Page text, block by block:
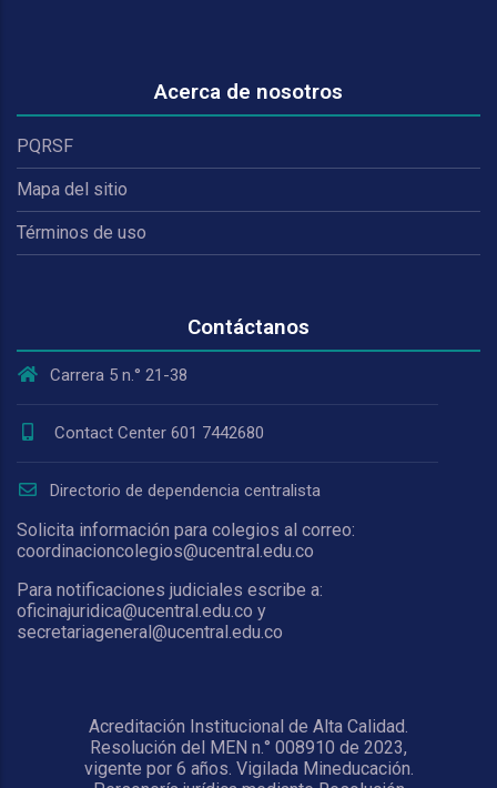
Acerca de nosotros
PQRSF
Mapa del sitio
Términos de uso
Contáctanos
Carrera 5 n.° 21-38
Contact Center 601 7442680
Directorio de dependencia centralista
Solicita información para colegios al correo:
coordinacioncolegios@ucentral.edu.co
Para notificaciones judiciales escribe a:
oficinajuridica@ucentral.edu.co y
secretariageneral@ucentral.edu.co
Acreditación Institucional de Alta Calidad.
Resolución del MEN n.° 008910 de 2023,
vigente por 6 años. Vigilada Mineducación.